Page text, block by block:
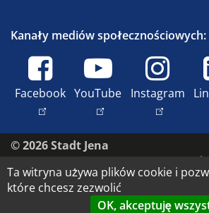
Kanały mediów społecznościowych:
Facebook YouTube Instagram
© 2026 Stadt Jena
Ta witryna używa plików cookie i
które chcesz zezwolić
OK, akceptuję